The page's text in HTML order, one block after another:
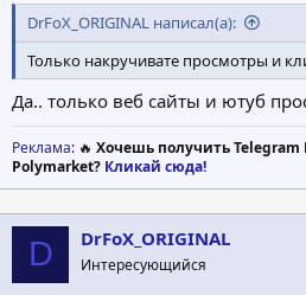
DrFoX_ORIGINAL написал(а):
Только накручивате просмотры и
Да.. только веб сайты и ютуб
Реклама: 🔥 Хочешь получить Telegram
Polymarket? Кликай сюда!
D DrFoX_ORIGINAL
Интересующийся